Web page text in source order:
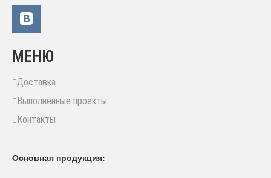
МЕНЮ
Доставка
Выполненные проекты
Контакты
Основная продукция: